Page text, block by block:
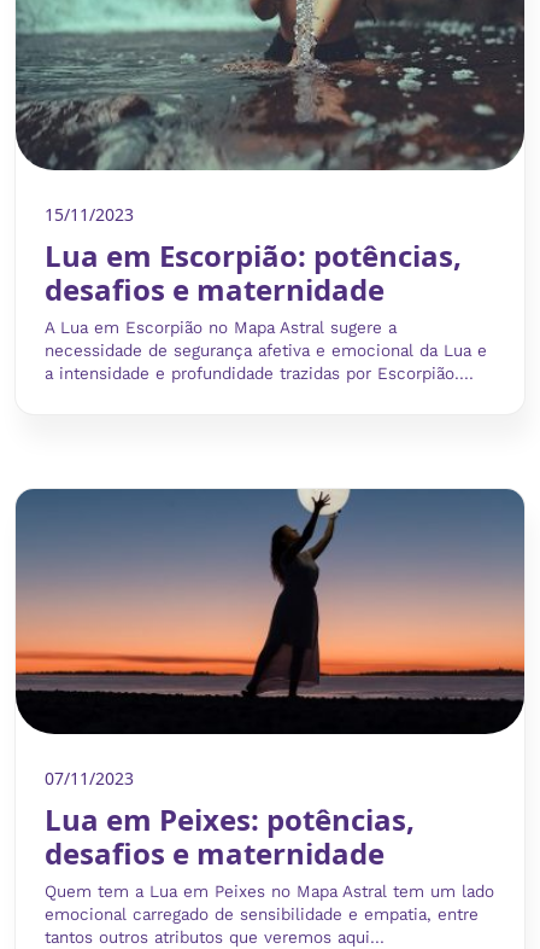
15/11/2023
Lua em Escorpião: potências,
desafios e maternidade
A Lua em Escorpião no Mapa Astral sugere a
necessidade de segurança afetiva e emocional da Lua e
a intensidade e profundidade trazidas por Escorpião....
07/11/2023
Lua em Peixes: potências,
desafios e maternidade
Quem tem a Lua em Peixes no Mapa Astral tem um lado
emocional carregado de sensibilidade e empatia, entre
tantos outros atributos que veremos aqui...